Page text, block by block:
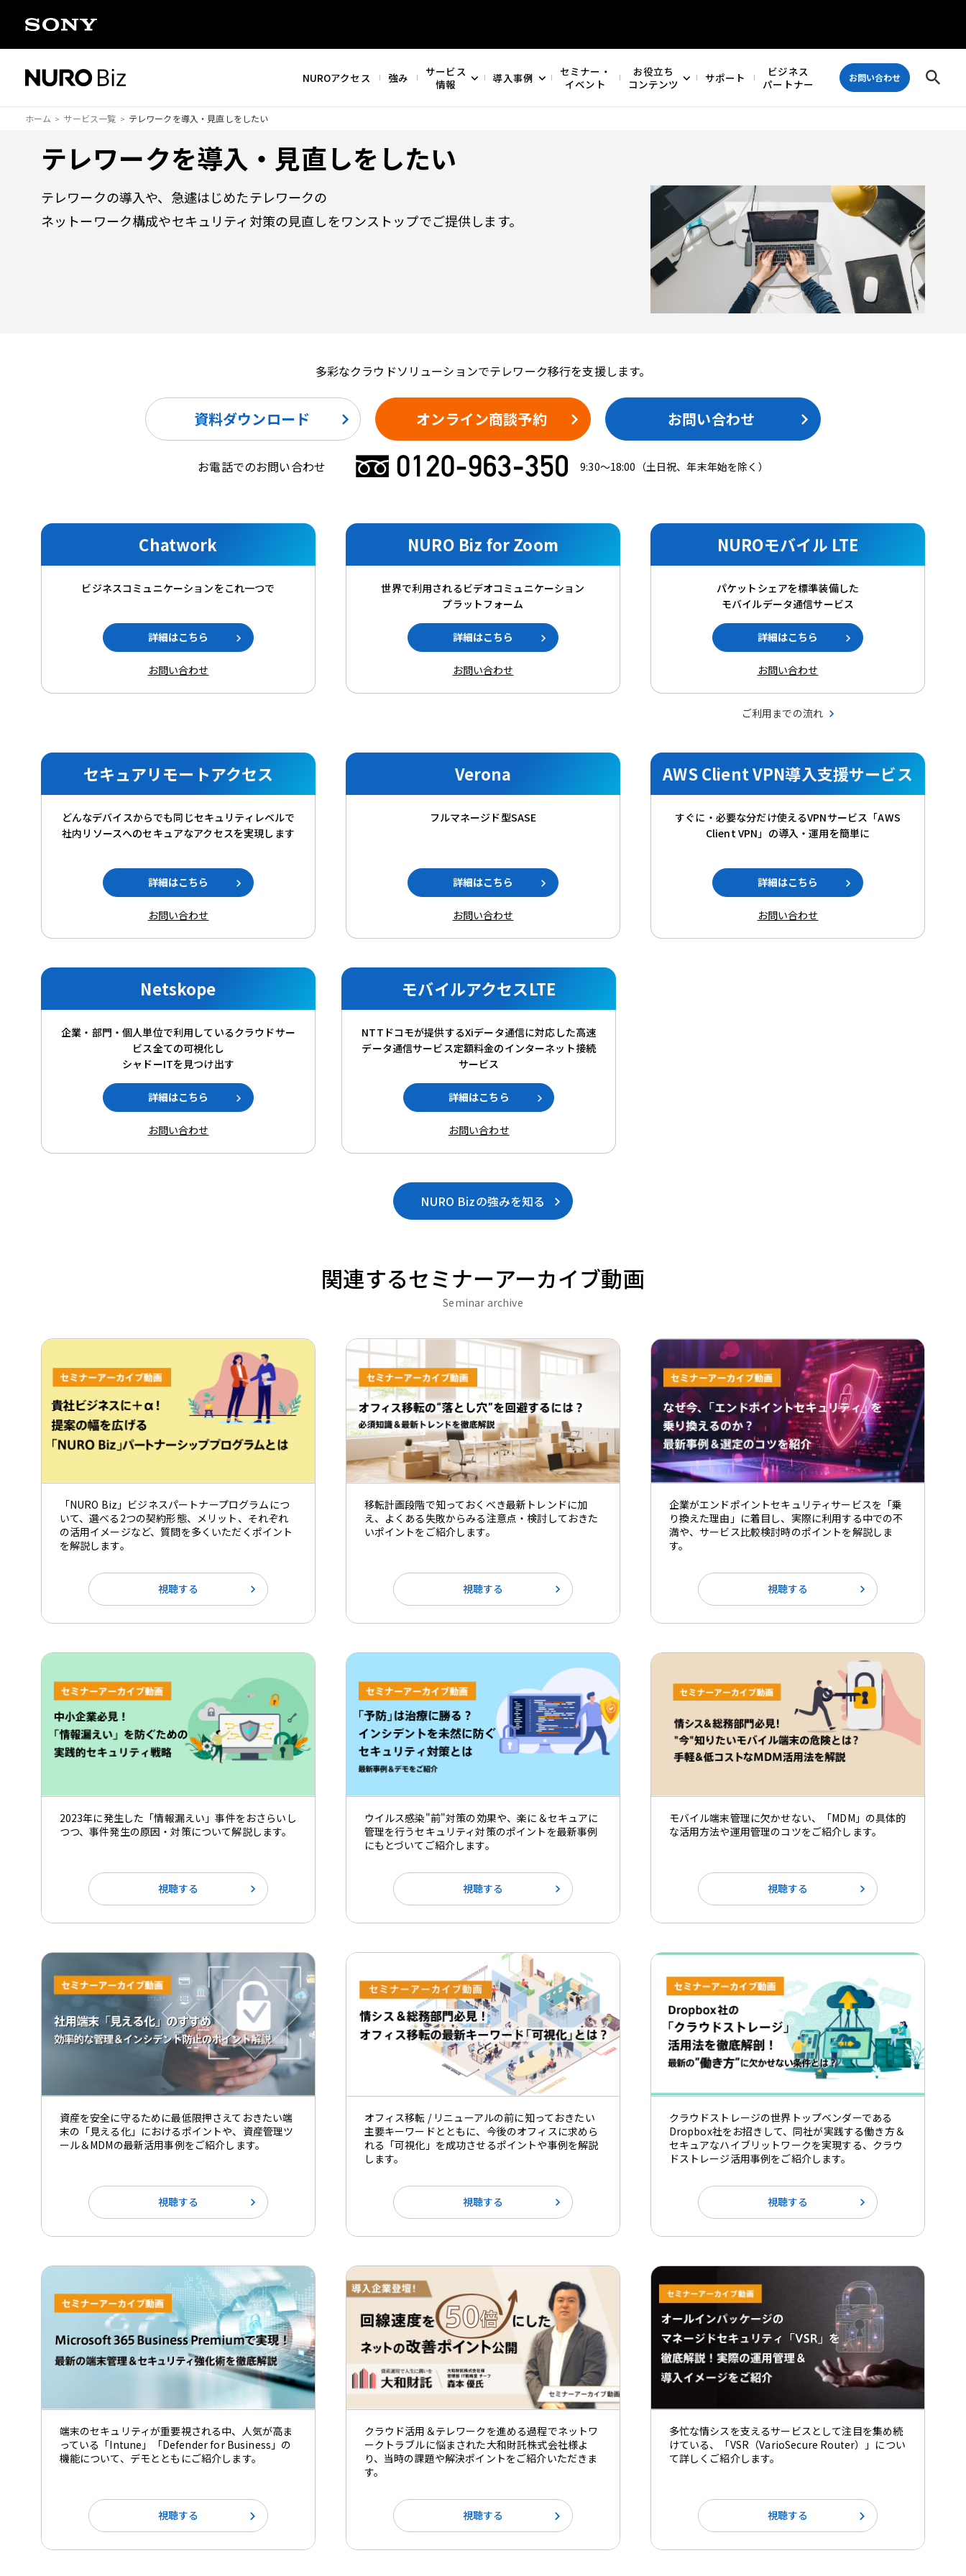
NUROアクセス 強み
サービス
情報
導入事例
セミナー・
イベント
お役立ち
コンテンツ
サポート
ビジネス
パートナー
お問い合わせ
ホーム サービス一覧 テレワークを導入・見直しをしたい
テレワークを導入・見直しをしたい
テレワークの導入や、急遽はじめたテレワークの
ネットーワーク構成やセキュリティ対策の見直しをワンストップでご提供します。
多彩なクラウドソリューションでテレワーク移行を支援します。
資料ダウンロード オンライン商談予約 お問い合わせ
お電話でのお問い合わせ 9:30〜18:00 （土日祝、年末年始を除く）
Chatwork
ビジネスコミュニケーションをこれ一つで
詳細はこちら
お問い合わせ
NURO Biz for Zoom
世界で利用されるビデオコミュニケーション
プラットフォーム
詳細はこちら
お問い合わせ
NUROモバイル LTE
パケットシェアを標準装備した
モバイルデータ通信サービス
詳細はこちら
お問い合わせ
ご利用までの流れ
セキュアリモートアクセス
どんなデバイスからでも同じセキュリティレベルで
社内リソースへのセキュアなアクセスを実現します
詳細はこちら
お問い合わせ
Verona
フルマネージド型SASE
詳細はこちら
お問い合わせ
AWS Client VPN導入支援サービス
すぐに・必要な分だけ使えるVPNサービス「AWS
Client VPN」の導入・運用を簡単に
詳細はこちら
お問い合わせ
Netskope
企業・部門・個人単位で利用しているクラウドサー
ビス全ての可視化し
シャドーITを見つけ出す
詳細はこちら
お問い合わせ
モバイルアクセスLTE
NTTドコモが提供するXiデータ通信に対応した高速
データ通信サービス定額料金のインターネット接続
サービス
詳細はこちら
お問い合わせ
NURO Bizの強みを知る
関連するセミナーアーカイブ動画
Seminar archive
「NURO Biz」ビジネスパートナープログラムにつ
いて、選べる2つの契約形態、メリット、それぞれ
の活用イメージなど、質問を多くいただくポイント
を解説します。
視聴する
移転計画段階で知っておくべき最新トレンドに加
え、よくある失敗からみる注意点・検討しておきた
いポイントをご紹介します。
視聴する
企業がエンドポイントセキュリティサービスを「乗
り換えた理由」に着目し、実際に利用する中での不
満や、サービス比較検討時のポイントを解説しま
す。
視聴する
2023年に発生した「情報漏えい」事件をおさらいし
つつ、事件発生の原因・対策について解説します。
視聴する
ウイルス感染"前"対策の効果や、楽に＆セキュアに
管理を行うセキュリティ対策のポイントを最新事例
にもとづいてご紹介します。
視聴する
モバイル端末管理に欠かせない、「MDM」の具体的
な活用方法や運用管理のコツをご紹介します。
視聴する
資産を安全に守るために最低限押さえておきたい端
末の「見える化」におけるポイントや、資産管理ツ
ール＆MDMの最新活用事例をご紹介します。
視聴する
オフィス移転 / リニューアルの前に知っておきたい
主要キーワードとともに、今後のオフィスに求めら
れる「可視化」を成功させるポイントや事例を解説
します。
視聴する
クラウドストレージの世界トップベンダーである
Dropbox社をお招きして、同社が実践する働き方＆
セキュアなハイブリットワークを実現する、クラウ
ドストレージ活用事例をご紹介します。
視聴する
端末のセキュリティが重要視される中、人気が高ま
っている「Intune」「Defender for Business」の
機能について、デモとともにご紹介します。
視聴する
クラウド活用＆テレワークを進める過程でネットワ
ークトラブルに悩まされた大和財託株式会社様よ
り、当時の課題や解決ポイントをご紹介いただきま
す。
視聴する
多忙な情シスを支えるサービスとして注目を集め続
けている、「VSR（VarioSecure Router）」につい
て詳しくご紹介します。
視聴する